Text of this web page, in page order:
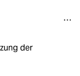
der